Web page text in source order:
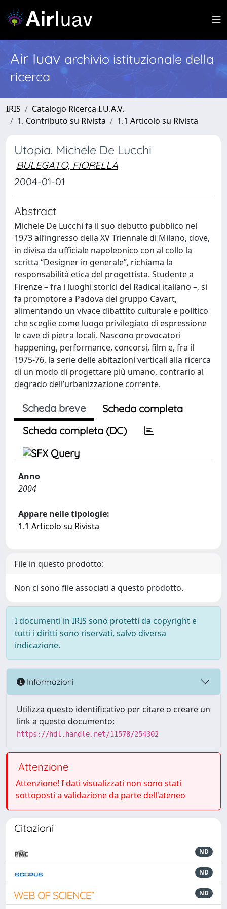
Air Iuav archivio istituzionale della
ricerca
IRIS
Catalogo Ricerca I.U.A.V.
1. Contributo su Rivista
1.1 Articolo su Rivista
Utopia. Michele De Lucchi
BULEGATO, FIORELLA
2004-01-01
Abstract
Michele De Lucchi fa il suo debutto pubblico nel
1973 all’ingresso della XV Triennale di Milano, dove,
in divisa da ufficiale napoleonico con al collo la
scritta “Designer in generale”, richiama la
responsabilità etica del progettista. Studente a
Firenze – fra i luoghi storici del Radical italiano –, si
fa promotore a Padova del gruppo Cavart,
alimentando un vivace dibattito culturale e politico
che sceglie come luogo privilegiato di espressione
le cave di pietra locali. Nascono provocatori
happening, performance, concorsi, film e, fra il
1975-76, la serie delle abitazioni verticali alla ricerca
di un modo di progettare più umano, contrario al
degrado dell’urbanizzazione corrente.
Scheda breve
Scheda completa
Scheda completa (DC)
Anno
2004
Appare nelle tipologie:
1.1 Articolo su Rivista
File in questo prodotto:
Non ci sono file associati a questo prodotto.
I documenti in IRIS sono protetti da copyright e
tutti i diritti sono riservati, salvo diversa
indicazione.
Informazioni
Utilizza questo identificativo per citare o creare un
link a questo documento:
https://hdl.handle.net/11578/254302
Attenzione
Attenzione! I dati visualizzati non sono stati
sottoposti a validazione da parte dell'ateneo
Citazioni
ND
ND
ND